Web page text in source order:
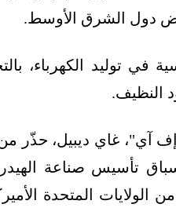
دول الشرق الأوسط.
توليد الكهرباء،
النظيف.
آي"، غاي ديبيل، حذّر من
تأسيس صناعة
المتحدة